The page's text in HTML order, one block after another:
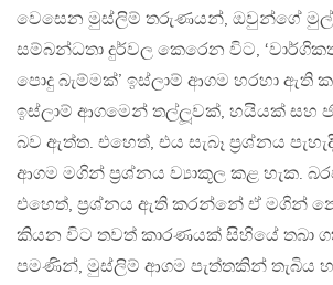
වෙසෙන මුස්ලිම් තරුණයන්, ඔවුන්ගේ
සම්බන්ධතා දුර්වල කෙරෙන විට,
පොදු බැම්මක්’ ඉස්ලාම් ආගම හරහා ඇති
ඉස්ලාම් ආගමෙන් තල්ලූවක්, හයියක් සහ
බව ඇත්ත. එහෙත්, එය සැබෑ ප‍්‍රශ්නය
ආගම මගින් ප‍්‍රශ්නය ව්‍යාකූල කළ හැක.
එහෙත්, ප‍්‍රශ්නය ඇති කරන්නේ ඒ මගින්
කියන විට තවත් කාරණයක් සිහියේ තබා
පමණින්, මුස්ලිම් ආගම පැත්තකින් තැබිය